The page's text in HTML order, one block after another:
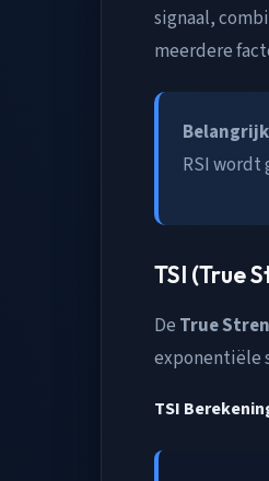
signaal,
meerdere
RSI
TSI (True
De True
exponentiële
TSI